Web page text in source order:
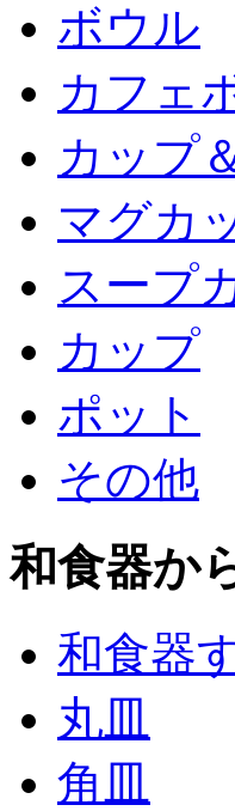
ボウル
カフェ
カップ
マグカ
スープ
カップ
ポット
その他
和食器か
和食器
丸皿
角皿